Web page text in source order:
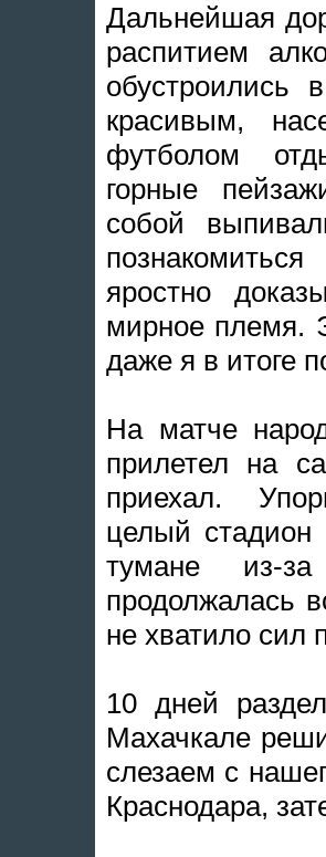
Дальнейшая
распитием
обустроились
красивым,
футболом
горные
собой
яростно
мирное племя.
даже я в итоге
На матче
прилетел на
приехал.
целый стадион
тумане из-за
продолжалась
не хватило сил
10 дней
Махачкале
слезаем с
Краснодара,